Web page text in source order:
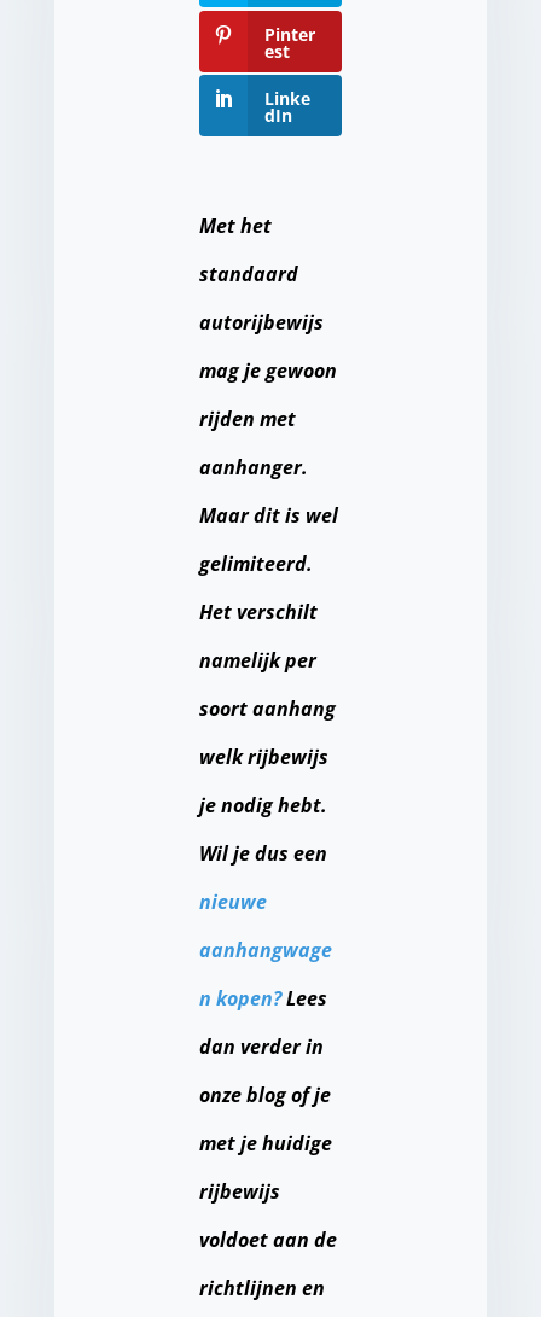
Pinter
est
Linke
dIn
Met het
standaard
autorijbewijs
mag je gewoon
rijden met
aanhanger.
Maar dit is wel
gelimiteerd.
Het verschilt
namelijk per
soort aanhang
welk rijbewijs
je nodig hebt.
Wil je dus een
nieuwe
aanhangwage
n kopen?Lees
dan verder in
onze blog of je
met je huidige
rijbewijs
voldoet aan de
richtlijnen en